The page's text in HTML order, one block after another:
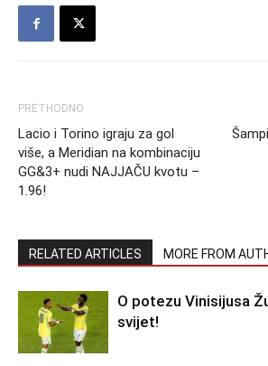
PRETHODNO
Lacio i Torino igraju za gol
više, a Meridian na kombinaciju
GG&3+ nudi NAJJAČU kvotu –
1.96!
RELATED ARTICLES MORE FROM
O potezu Vinisijusa
svijet!